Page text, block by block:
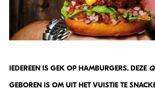
IEDEREEN IS GEK OP HAMBURGERS. DEZE
GEBOREN IS OM UIT HET VUISTJE TE